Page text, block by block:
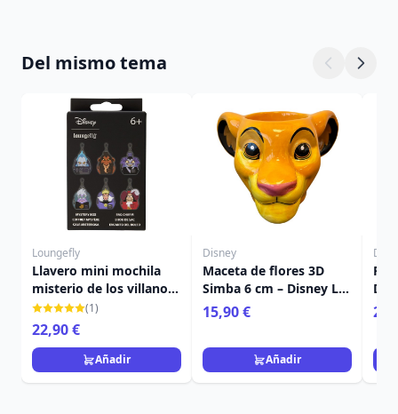
Del mismo tema
Loungefly
Llavero mini mochila
misterio de los villanos
- Disney Loungefly
(1)
22,90 €
Añadir
Disney
Maceta de flores 3D
Simba 6 cm – Disney Le
Roi Lion
15,90 €
Añadir